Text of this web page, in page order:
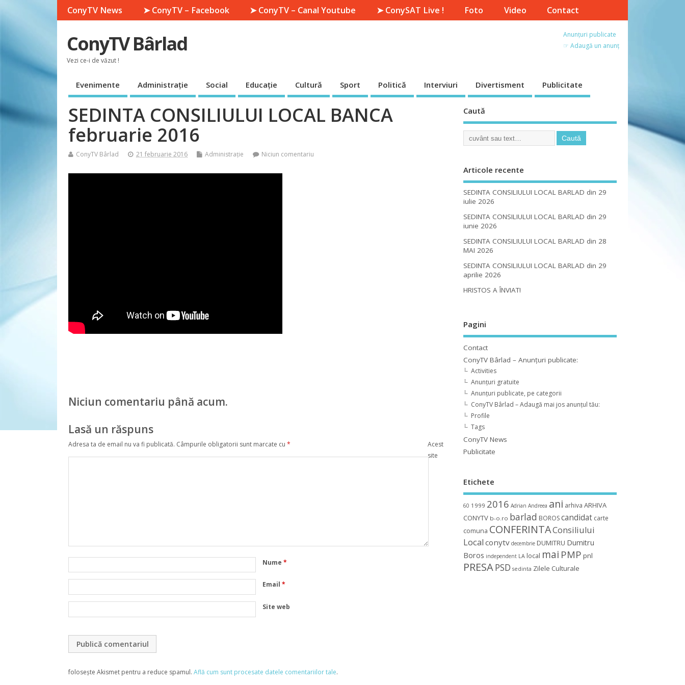
ConyTV News ➤ ConyTV – Facebook ➤ ConyTV – Canal Youtube ➤ ConySAT Live ! Foto Video Contact
ConyTV Bârlad
Vezi ce-i de văzut !
Anunțuri publicate
☞ Adaugă un anunț
Evenimente Administrație Social Educație Cultură Sport Politică Interviuri Divertisment Publicitate
SEDINTA CONSILIULUI LOCAL BANCA
februarie 2016
ConyTV Bârlad 21 februarie 2016 Administrație Niciun comentariu
Niciun comentariu până acum.
Lasă un răspuns
Adresa ta de email nu va fi publicată. Câmpurile obligatorii sunt marcate cu*
Nume*
Email*
Site web
Acest
site
folosește Akismet pentru a reduce spamul.Află cum sunt procesate datele comentariilor tale.
Caută
Articole recente
SEDINTA CONSILIULUI LOCAL BARLAD din 29
iulie 2026
SEDINTA CONSILIULUI LOCAL BARLAD din 29
iunie 2026
SEDINTA CONSILIULUI LOCAL BARLAD din 28
MAI 2026
SEDINTA CONSILIULUI LOCAL BARLAD din 29
aprilie 2026
HRISTOS A ÎNVIAT!
Pagini
Contact
ConyTV Bârlad – Anunțuri publicate:
Activities
Anunțuri gratuite
Anunțuri publicate, pe categorii
ConyTV Bârlad – Adaugă mai jos anunțul tău:
Profile
Tags
ConyTV News
Publicitate
Etichete
60 1999 2016 Adrian Andreea ani arhiva ARHIVA
CONYTV b-o.ro barlad BOROS candidat carte
comuna CONFERINTAConsiliului
Local conytv decembrie DUMITRU Dumitru
Boros independent LA local mai PMP pnl
PRESAPSD sedinta Zilele Culturale